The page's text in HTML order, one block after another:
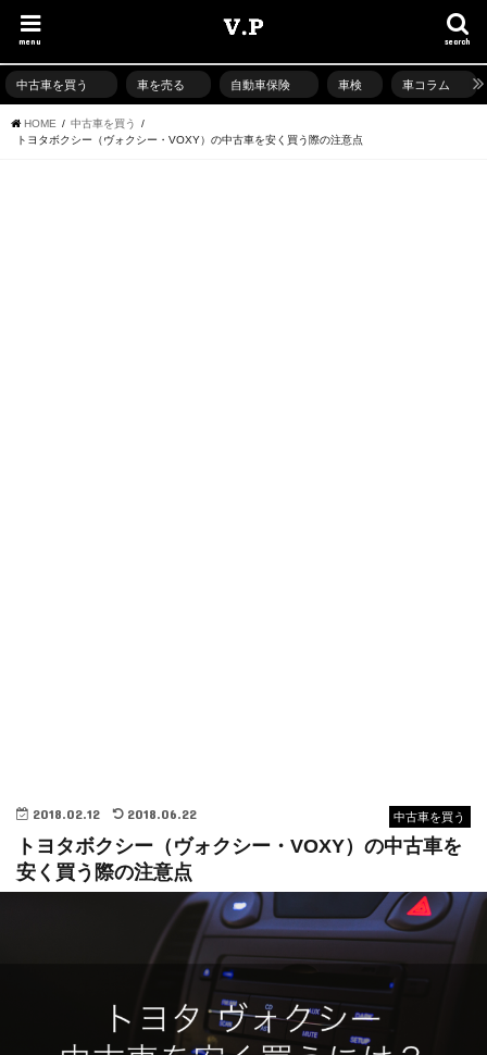
search
menu
中古車を買う 車を売る 自動車保険 車検 車コラム
HOME
中古車を買う
トヨタボクシー（ヴォクシー・VOXY）の中古車を安く買う際の注意点
中古車を買う
2018.02.12 2018.06.22
トヨタボクシー（ヴォクシー・VOXY）の中古車を
安く買う際の注意点